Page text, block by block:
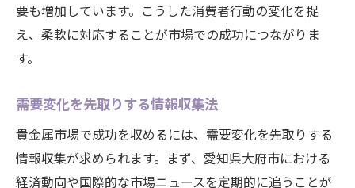
要も増加しています。こうした消費者行動の変化を捉
え、柔軟に対応することが市場での成功につながりま
す。
需要変化を先取りする情報収集法
貴金属市場で成功を収めるには、需要変化を先取りする
情報収集が求められます。まず、愛知県大府市における
経済動向や国際的な市場ニュースを定期的に追うことが